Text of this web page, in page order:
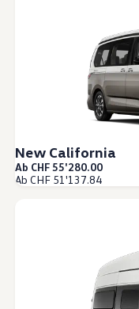
New California
Ab CHF 55'280.00
Ab CHF 51'137.84